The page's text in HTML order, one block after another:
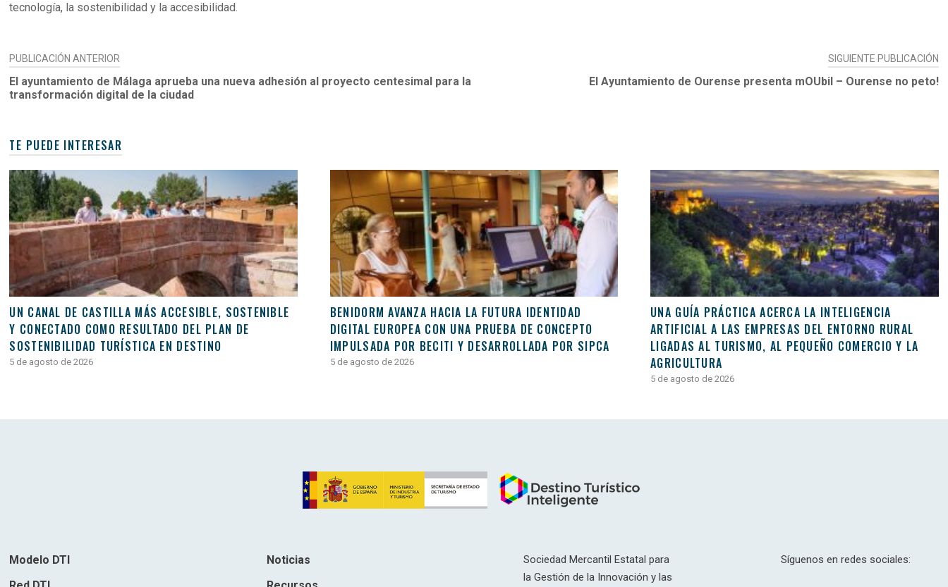
tecnología, la sostenibilidad y la accesibilidad.
NAVEGACIÓN
DE
ENTRADAS
PUBLICACIÓN ANTERIOR
El ayuntamiento de Málaga aprueba una nueva adhesión al proyecto centesimal para la
transformación digital de la ciudad
SIGUIENTE PUBLICACIÓN
El Ayuntamiento de Ourense presenta mOUbil – Ourense no peto!
TE PUEDE INTERESAR
UN CANAL DE CASTILLA MÁS ACCESIBLE, SOSTENIBLE
Y CONECTADO COMO RESULTADO DEL PLAN DE
SOSTENIBILIDAD TURÍSTICA EN DESTINO
5 de agosto de 2026
BENIDORM AVANZA HACIA LA FUTURA IDENTIDAD
DIGITAL EUROPEA CON UNA PRUEBA DE CONCEPTO
IMPULSADA POR BECITI Y DESARROLLADA POR SIPCA
5 de agosto de 2026
UNA GUÍA PRÁCTICA ACERCA LA INTELIGENCIA
ARTIFICIAL A LAS EMPRESAS DEL ENTORNO RURAL
LIGADAS AL TURISMO, AL PEQUEÑO COMERCIO Y LA
AGRICULTURA
5 de agosto de 2026
Modelo DTI
Noticias
Sociedad Mercantil Estatal para
la Gestión de la Innovación y las
Síguenos en redes sociales: